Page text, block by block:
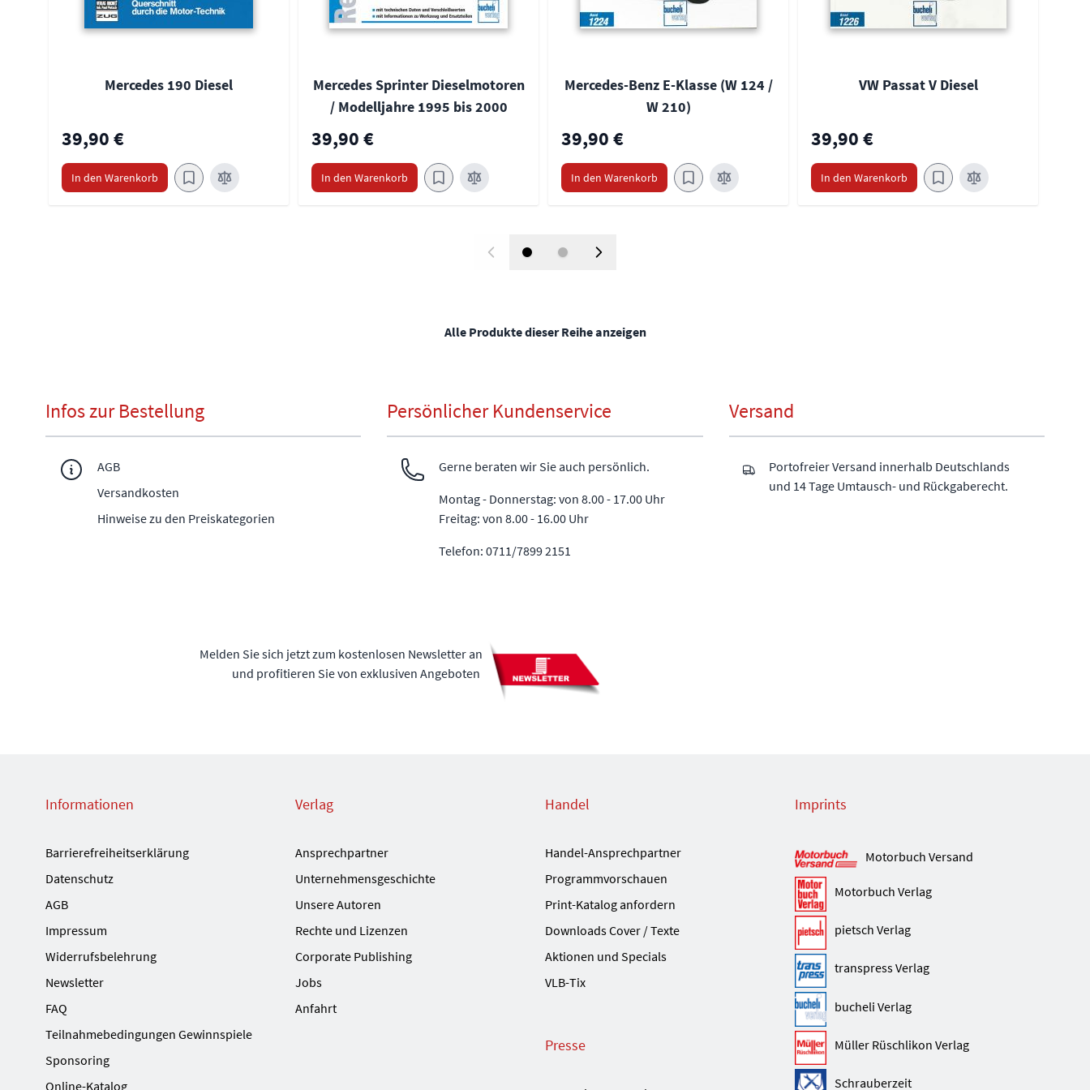
Mercedes 190 Diesel
39,90 €
In den Warenkorb
Mercedes Sprinter Dieselmotoren
/ Modelljahre 1995 bis 2000
39,90 €
In den Warenkorb
Mercedes-Benz E-Klasse (W 124 /
W 210)
39,90 €
In den Warenkorb
VW Passat V Diesel
39,90 €
In den Warenkorb
Alle Produkte dieser Reihe anzeigen
Infos zur Bestellung
AGB
Versandkosten
Hinweise zu den Preiskategorien
Persönlicher Kundenservice
Gerne beraten wir Sie auch persönlich.
Montag - Donnerstag: von 8.00 - 17.00 Uhr
Freitag: von 8.00 - 16.00 Uhr
Telefon: 0711/7899 2151
Versand
Portofreier Versand innerhalb Deutschlands
und 14 Tage Umtausch- und Rückgaberecht.
Melden Sie sich jetzt zum kostenlosen Newsletter an
und profitieren Sie von exklusiven Angeboten
Informationen
Barrierefreiheitserklärung
Datenschutz
AGB
Impressum
Widerrufsbelehrung
Newsletter
FAQ
Teilnahmebedingungen Gewinnspiele
Sponsoring
Online-Katalog
Verlag
Ansprechpartner
Unternehmensgeschichte
Unsere Autoren
Rechte und Lizenzen
Corporate Publishing
Jobs
Anfahrt
Handel
Handel-Ansprechpartner
Programmvorschauen
Print-Katalog anfordern
Downloads Cover / Texte
Aktionen und Specials
VLB-Tix
Presse
Imprints
Motorbuch Versand
Motorbuch Verlag
pietsch Verlag
transpress Verlag
bucheli Verlag
Müller Rüschlikon Verlag
Schrauberzeit